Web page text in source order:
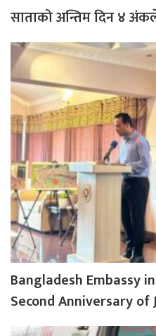
साताको अन्तिम दिन ४
Bangladesh Embassy
Second Anniversary of